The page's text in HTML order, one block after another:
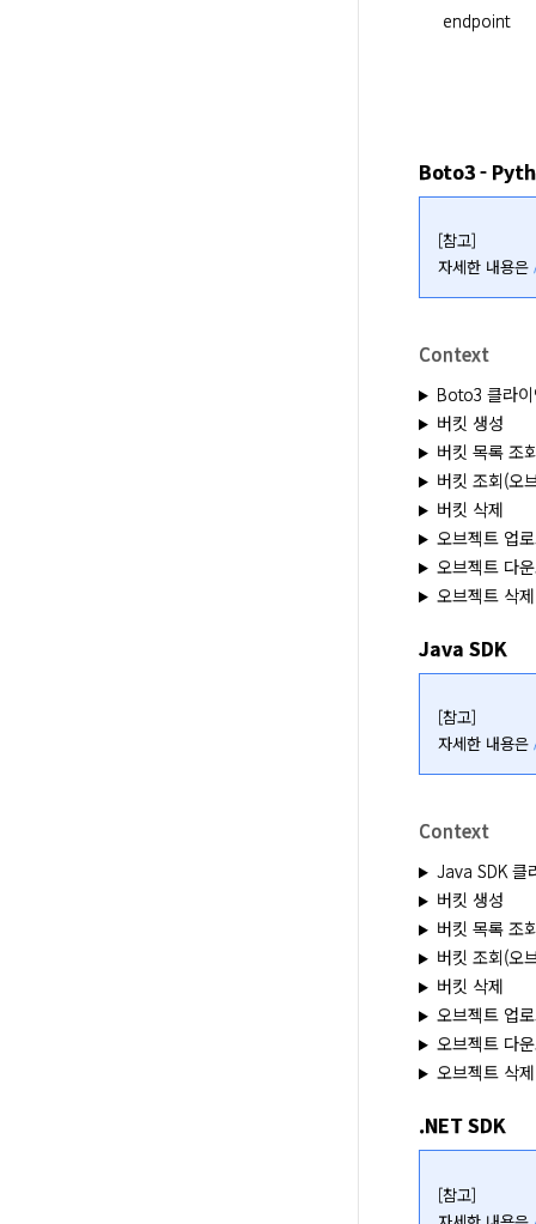
endpoint
Boto3 -
[참고]
자세한 내용은
Context
Boto3 클라
버킷 생성
버킷 목록 조
버킷 조회(오
버킷 삭제
오브젝트 업
오브젝트 다
오브젝트 삭제
Java SDK
[참고]
자세한 내용은
Context
Java SDK 클
버킷 생성
버킷 목록 조
버킷 조회(오
버킷 삭제
오브젝트 업
오브젝트 다
오브젝트 삭제
.NET SDK
[참고]